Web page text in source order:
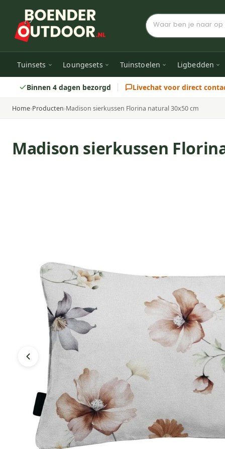
Tuinsets Loungesets Tuinstoelen Ligbedden
Binnen 4 dagen bezorgd Livechat voor direct
Home›Producten›Madison sierkussen Florina natural 30x50 cm
Madison sierkussen